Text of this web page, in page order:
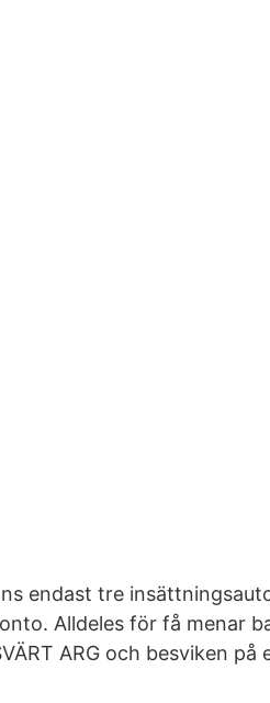
endast tre
Alldeles för få menar
ARG och besviken på